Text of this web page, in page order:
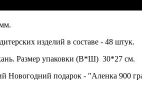
изделий в составе - 48 штук.
Размер упаковки (В*Ш) 30*27 см.
Новогодний подарок - "Аленка 900